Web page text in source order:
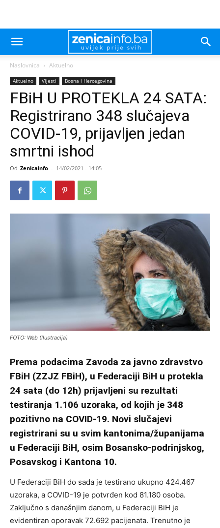
Naslovnica Aktuelno
Aktuelno Vijesti Bosna i Hercegovina
FBiH U PROTEKLA 24 SATA:
Registrirano 348 slučajeva
COVID-19, prijavljen jedan
smrtni ishod
Od Zenicainfo - 14/02/2021 - 14:05
FOTO: Web (Ilustracija)
Prema podacima Zavoda za javno zdravstvo
FBiH (ZZJZ FBiH), u Federaciji BiH u protekla
24 sata (do 12h) prijavljeni su rezultati
testiranja 1.106 uzoraka, od kojih je 348
pozitivno na COVID-19. Novi slučajevi
registrirani su u svim kantonima/županijama
u Federaciji BiH, osim Bosansko-podrinjskog,
Posavskog i Kantona 10.
U Federaciji BiH do sada je testirano ukupno 424.467
uzoraka, a COVID-19 je potvrđen kod 81.180 osoba.
Zaključno s današnjim danom, u Federaciji BiH je
evidentiran oporavak 72.692 pacijenata. Trenutno je